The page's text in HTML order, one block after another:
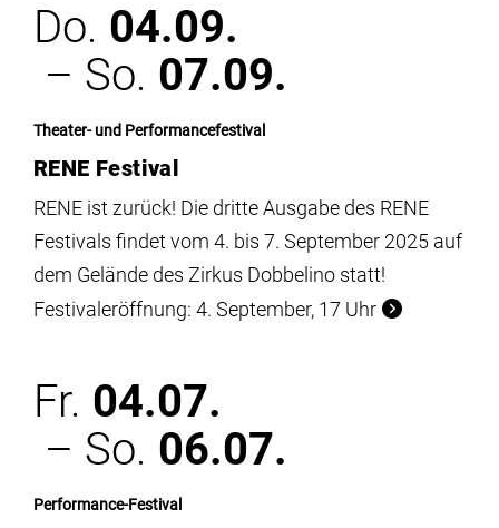
Infrastruktur
meinstudium
Do. 04.09.
– So. 07.09.
Theater- und Performancefestival
RENE Festival
RENE ist zurück! Die dritte Ausgabe des RENE
Festivals findet vom 4. bis 7. September 2025 auf
dem Gelände des Zirkus Dobbelino statt!
Festivaleröffnung: 4. September, 17 Uhr
Fr. 04.07.
– So. 06.07.
Performance-Festival